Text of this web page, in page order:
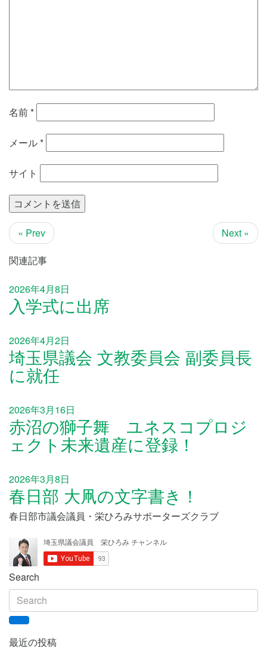
名前*
メール*
サイト
« Prev
Next »
関連記事
2026年4月8日
入学式に出席
2026年4月2日
埼玉県議会 文教委員会 副委員長
に就任
2026年3月16日
赤沼の獅子舞 ユネスコプロジ
ェクト未来遺産に登録！
2026年3月8日
春日部 大凧の文字書き！
春日部市議会議員・栄ひろみサポーターズクラブ
Search
最近の投稿